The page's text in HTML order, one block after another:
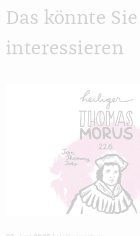
Das könnte
interessieren